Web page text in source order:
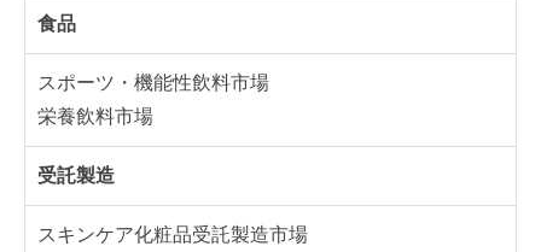
食品
スポーツ・機能性飲料市場
栄養飲料市場
受託製造
スキンケア化粧品受託製造市場